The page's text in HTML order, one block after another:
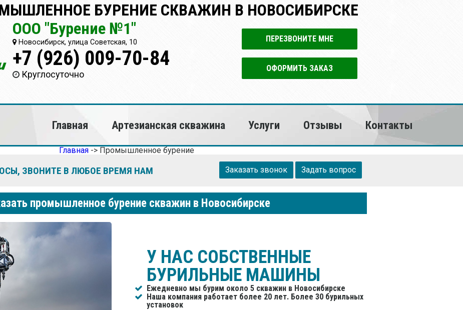
БУРЕНИЕ СКВАЖИН В НОВОСИБИРСКЕ
ООО "Бурение №1"
Новосибирск, улица Советская, 10
+7 (926) 009-70-84
Круглосуточно
ПЕРЕЗВОНИТЕ МНЕ
ОФОРМИТЬ ЗАКАЗ
Главная Артезианская скважина Услуги Отзывы Контакты
Главная -> Промышленное бурение
ЗВОНИТЕ В ЛЮБОЕ ВРЕМЯ НАМ Заказать звонок Задать вопрос
промышленное бурение скважин в Новосибирске
У НАС СОБСТВЕННЫЕ
БУРИЛЬНЫЕ МАШИНЫ
Ежедневно мы бурим около 5 скважин в Новосибирске
Наша компания работает более 20 лет. Более 30 бурильных
установок